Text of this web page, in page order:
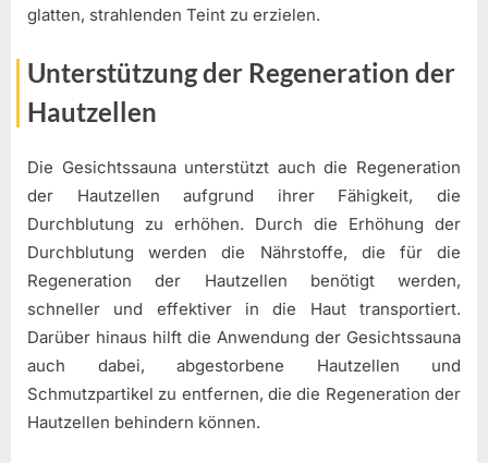
glatten, strahlenden Teint zu erzielen.
Unterstützung der Regeneration der
Hautzellen
Die Gesichtssauna unterstützt auch die Regeneration
der Hautzellen aufgrund ihrer Fähigkeit, die
Durchblutung zu erhöhen. Durch die Erhöhung der
Durchblutung werden die Nährstoffe, die für die
Regeneration der Hautzellen benötigt werden,
schneller und effektiver in die Haut transportiert.
Darüber hinaus hilft die Anwendung der Gesichtssauna
auch dabei, abgestorbene Hautzellen und
Schmutzpartikel zu entfernen, die die Regeneration der
Hautzellen behindern können.